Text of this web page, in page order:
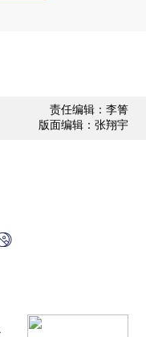
责任编辑：李箐
版面编辑：张翔宇